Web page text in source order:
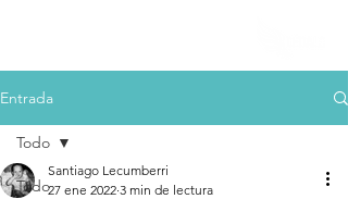
Entrada
Todo
Todo
Santiago Lecumberri
27 ene 2022 3 min de lectura